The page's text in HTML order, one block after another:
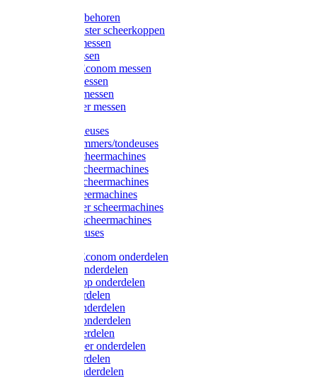
Messen toebehoren
Moser & Oster scheerkoppen
Hauptner messen
Liscop messen
Aesculap/Econom messen
Heiniger messen
Constanta messen
FarmClipper messen
Moser tondeuses
Overige trimmers/tondeuses
Heiniger scheermachines
Hauptner scheermachines
Aesculap scheermachines
Liscop scheermachines
FarmClipper scheermachines
Constanta scheermachines
Wahl tondeuses
Aesculap/Econom onderdelen
Hauptner onderdelen
Lister/Liscop onderdelen
Eider onderdelen
Heiniger onderdelen
Constanta onderdelen
Moser onderdelen
Farm Clipper onderdelen
Oster onderdelen
TailWell onderdelen